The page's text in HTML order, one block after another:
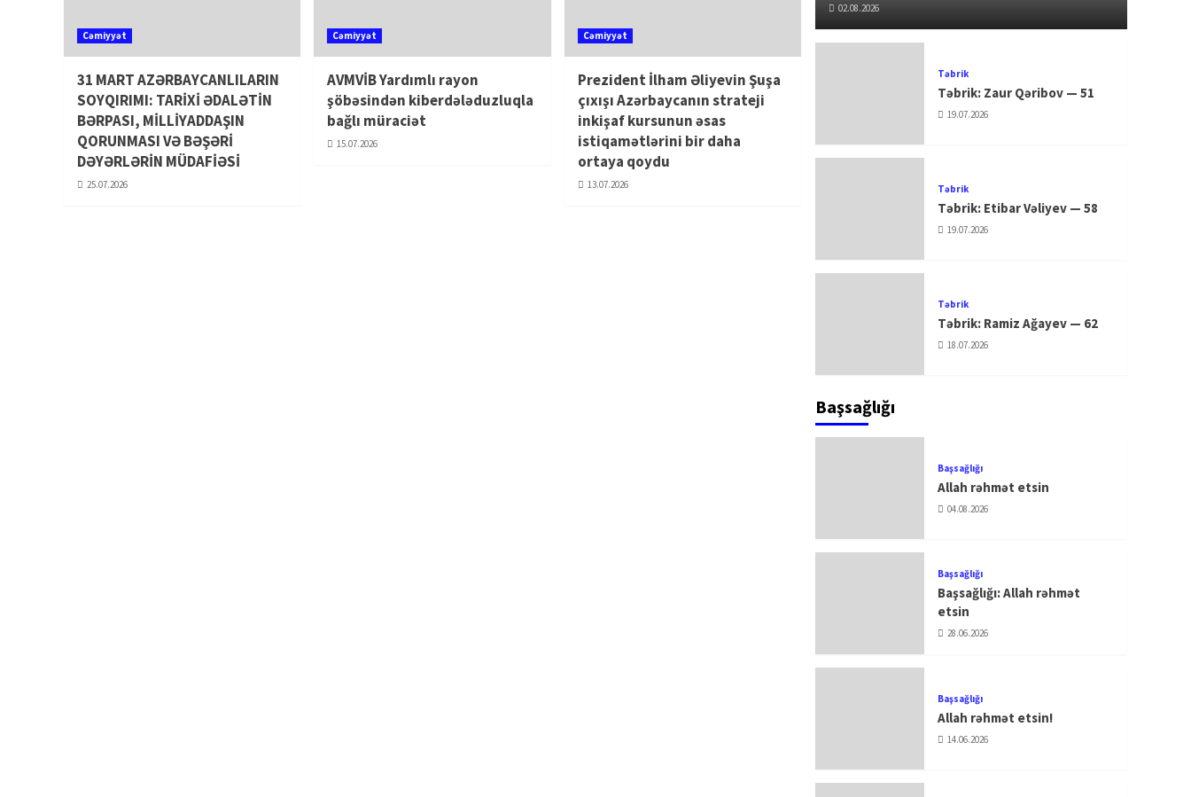
Cəmiyyət
31 MART AZƏRBAYCANLILARIN
SOYQIRIMI: TARİXİ ƏDALƏTİN
BƏRPASI, MİLLİYADDAŞIN
QORUNMASI VƏ BƏŞƏRİ
DƏYƏRLƏRİN MÜDAFİƏSİ
25.07.2026
Cəmiyyət
AVMVİB Yardımlı rayon
şöbəsindən kiberdələduzluqla
bağlı müraciət
15.07.2026
Cəmiyyət
Prezident İlham Əliyevin Şuşa
çıxışı Azərbaycanın strateji
inkişaf kursunun əsas
istiqamətlərini bir daha
ortaya qoydu
13.07.2026
02.08.2026
Təbrik
Təbrik: Zaur Qəribov — 51
19.07.2026
Təbrik
Təbrik: Etibar Vəliyev — 58
19.07.2026
Təbrik
Təbrik: Ramiz Ağayev — 62
18.07.2026
Başsağlığı
Başsağlığı
Allah rəhmət etsin
04.08.2026
Başsağlığı
Başsağlığı: Allah rəhmət
etsin
28.06.2026
Başsağlığı
Allah rəhmət etsin!
14.06.2026